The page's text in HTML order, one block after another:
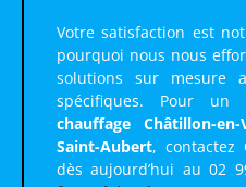
Votre satisfaction est
pourquoi nous nous
solutions sur mesure
spécifiques. Pour un
chauffage Châtillon-
Saint-Aubert, contactez
dès aujourd’hui au 02